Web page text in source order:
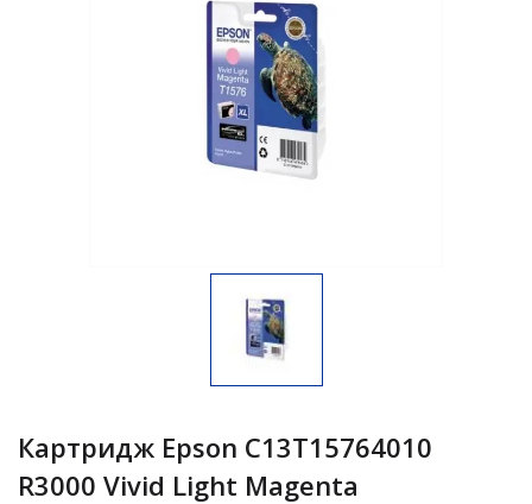
Картридж Epson C13T15764010
R3000 Vivid Light Magenta